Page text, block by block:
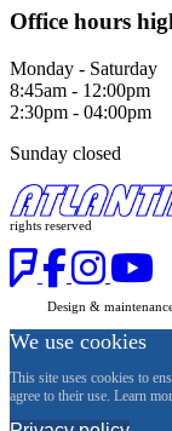
Office hours
Monday - Saturday
8:45am - 12:00pm
2:30pm - 04:00pm
Sunday closed
rights reserved
Design &
We use cookies
This site uses cookies to
agree to their use. Learn